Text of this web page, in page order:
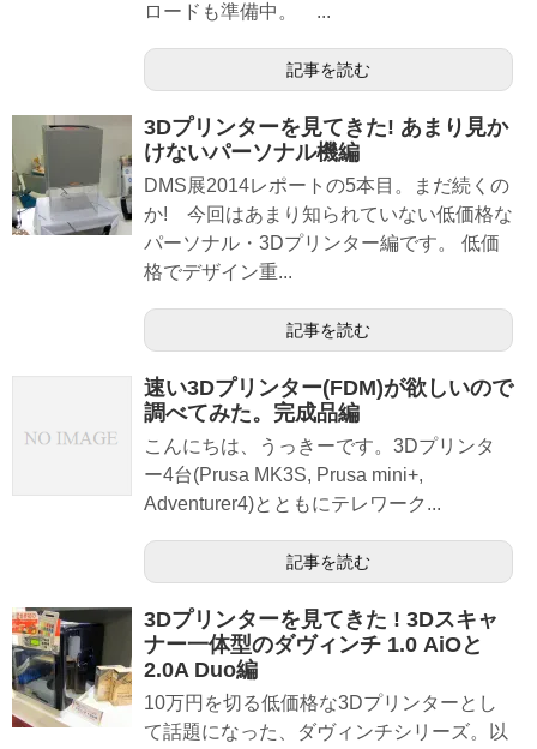
ロードも準備中。 ...
記事を読む
3Dプリンターを見てきた! あまり見か
けないパーソナル機編
DMS展2014レポートの5本目。まだ続くの
か! 今回はあまり知られていない低価格な
パーソナル・3Dプリンター編です。 低価
格でデザイン重...
記事を読む
速い3Dプリンター(FDM)が欲しいので
調べてみた。完成品編
こんにちは、うっきーです。3Dプリンタ
ー4台(Prusa MK3S, Prusa mini+,
Adventurer4)とともにテレワーク...
記事を読む
3Dプリンターを見てきた ! 3Dスキャ
ナー一体型のダヴィンチ 1.0 AiOと
2.0A Duo編
10万円を切る低価格な3Dプリンターとし
て話題になった、ダヴィンチシリーズ。以